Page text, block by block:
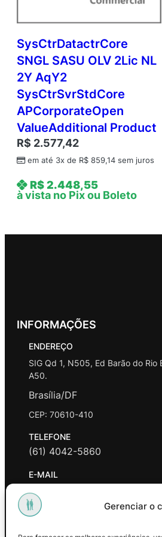
Gerenciar o
SysCtrDatactrCore
SNGL SASU OLV 2Lic NL
2Y AqY2
SysCtrSvrStdCore
APCorporateOpen
ValueAdditional Product
R$ 2.577,42
em até 3x de R$ 859,14 sem juros
R$2.448,55
à vista no Pix ou Boleto
INFORMAÇÕES
ENDEREÇO
SIG Qd 1, N505, Ed Barão do Rio
A50.
Brasília/DF
CEP: 70610-410
TELEFONE
(61) 4042-5860
E-MAIL
contato@promasters.net.br
HORÁRIO DE ATENDIMENTO